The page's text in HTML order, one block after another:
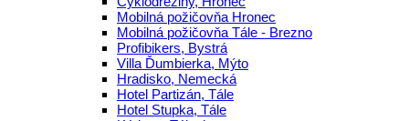
Mobilná požičovňa Hronec
Mobilná požičovňa Tále - Brezno
Profibikers, Bystrá
Villa Ďumbierka, Mýto
Hradisko, Nemecká
Hotel Partizán, Tále
Hotel Stupka, Tále